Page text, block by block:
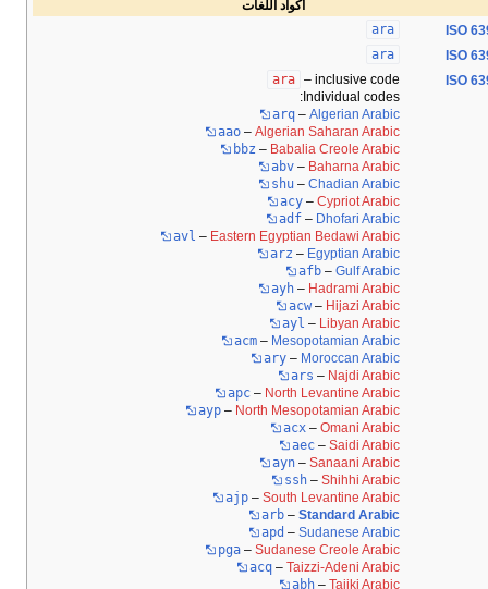
أكواد اللغات
ISO
ara
ISO
ara
ISO
ara – inclusive code
Individual codes:
arq – Algerian Arabic
aao – Algerian Saharan Arabic
bbz – Babalia Creole Arabic
abv – Baharna Arabic
shu – Chadian Arabic
acy – Cypriot Arabic
adf – Dhofari Arabic
avl – Eastern Egyptian Bedawi Arabic
arz – Egyptian Arabic
afb – Gulf Arabic
ayh – Hadrami Arabic
acw – Hijazi Arabic
ayl – Libyan Arabic
acm – Mesopotamian Arabic
ary – Moroccan Arabic
ars – Najdi Arabic
apc – North Levantine Arabic
ayp – North Mesopotamian Arabic
acx – Omani Arabic
aec – Saidi Arabic
ayn – Sanaani Arabic
ssh – Shihhi Arabic
ajp – South Levantine Arabic
arb – Standard Arabic
apd – Sudanese Arabic
pga – Sudanese Creole Arabic
acq – Taizzi-Adeni Arabic
abh – Tajiki Arabic